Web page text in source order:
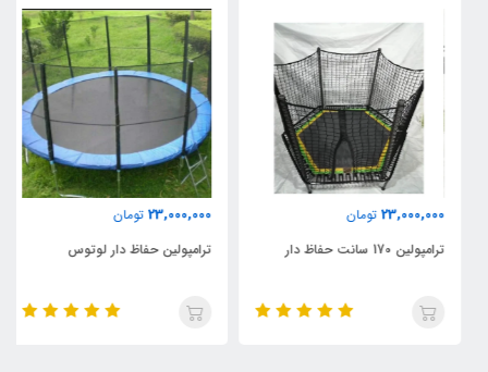
23,000,000 تومان
ترامپولین 170 سانت حفاظ دار
23,000,000 تومان
ترامپولین حفاظ دار لوتوس